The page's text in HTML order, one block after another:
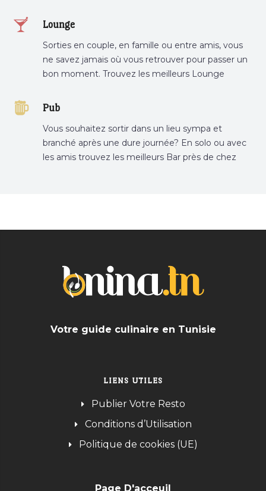
Lounge
Sorties en couple, en famille ou entre amis, vous
ne savez jamais où vous retrouver pour passer un
bon moment. Trouvez les meilleurs Lounge
Pub
Vous souhaitez sortir dans un lieu sympa et
branché après une dure journée? En solo ou avec
les amis trouvez les meilleurs Bar près de chez
Votre guide culinaire en Tunisie
LIENS UTILES
Publier Votre Resto
Conditions d’Utilisation
Politique de cookies (UE)
Page D'acceuil